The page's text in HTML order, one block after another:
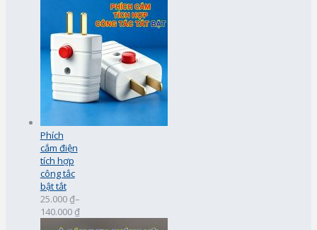
Phích
cắm điện
tích hợp
công tắc
bật tắt
25.000 ₫–
140.000 ₫